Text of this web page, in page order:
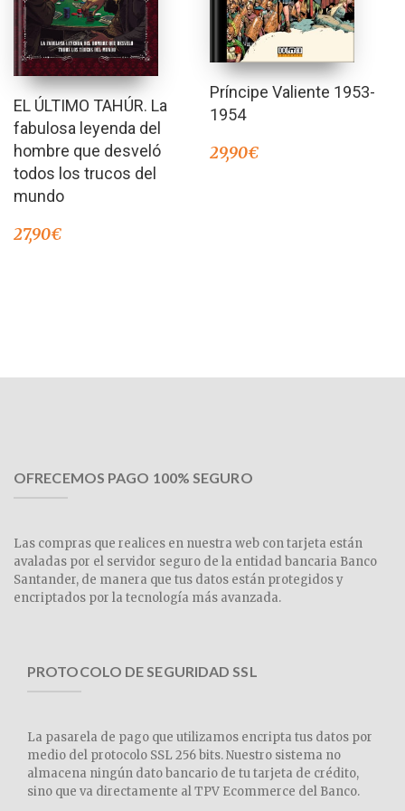
EL ÚLTIMO TAHÚR. La
fabulosa leyenda del
hombre que desveló
todos los trucos del
mundo
27,90€
Príncipe Valiente 1953-
1954
29,90€
OFRECEMOS PAGO 100% SEGURO
Las compras que realices en nuestra web con tarjeta están
avaladas por el servidor seguro de la entidad bancaria Banco
Santander, de manera que tus datos están protegidos y
encriptados por la tecnología más avanzada.
PROTOCOLO DE SEGURIDAD SSL
La pasarela de pago que utilizamos encripta tus datos por
medio del protocolo SSL 256 bits. Nuestro sistema no
almacena ningún dato bancario de tu tarjeta de crédito,
sino que va directamente al TPV Ecommerce del Banco.